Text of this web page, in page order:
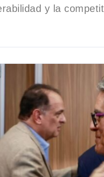
y la